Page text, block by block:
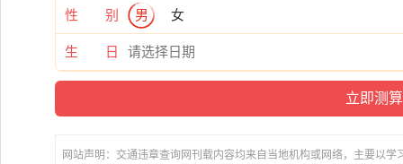
性 别 男 女
生 日
网站声明：交通违章查询网刊载内容均来自当地机构或网络，主要以